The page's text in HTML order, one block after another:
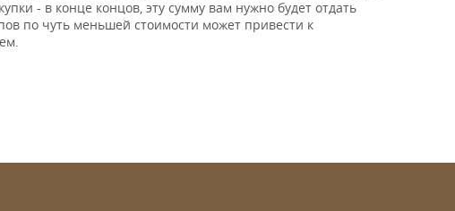
- в конце концов, эту сумму вам нужно будет отдать
по чуть меньшей стоимости может привести к